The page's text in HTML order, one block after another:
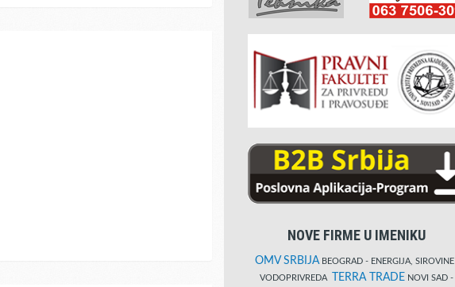
NOVE FIRME U IMENIKU
OMV SRBIJABEOGRAD - ENERGIJA, SIROVINE I
VODOPRIVREDA
TERRA TRADE NOVI SAD -